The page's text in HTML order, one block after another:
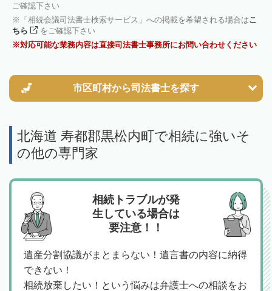
ご確認下さい
「相続会議司法書士検索サービス」への掲載を希望される場合はこ
ちら
をご確認下さい
対応可能な業務内容は直接司法書士事務所にお問い合わせください
市区町村から司法書士を探す
北海道 寿都郡黒松内町で相続に強いそ
の他の専門家
相続トラブルが発
生している場合は
要注意！！
遺産分割協議がまとまらない！遺言書の内容に納得
できない！
相続放棄したい！という悩みは弁護士への相談をお